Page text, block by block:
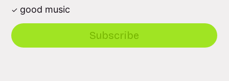
good music
Subscribe